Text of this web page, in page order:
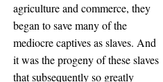
agriculture and commerce, they
began to save many of the
mediocre captives as slaves. And
it was the progeny of these slaves
that subsequently so greatly